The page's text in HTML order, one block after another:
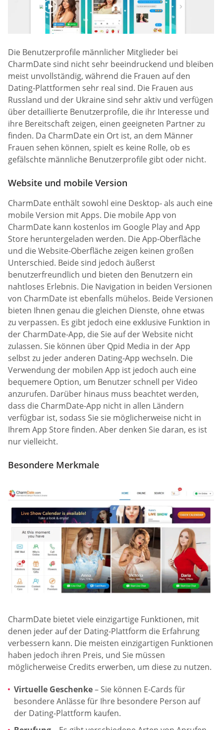
Die Benutzerprofile männlicher Mitglieder bei
CharmDate sind nicht sehr beeindruckend und bleiben
meist unvollständig, während die Frauen auf den
Dating-Plattformen sehr real sind. Die Frauen aus
Russland und der Ukraine sind sehr aktiv und verfügen
über detaillierte Benutzerprofile, die ihr Interesse und
ihre Bereitschaft zeigen, einen geeigneten Partner zu
finden. Da CharmDate ein Ort ist, an dem Männer
Frauen sehen können, spielt es keine Rolle, ob es
gefälschte männliche Benutzerprofile gibt oder nicht.
Website und mobile Version
CharmDate enthält sowohl eine Desktop- als auch eine
mobile Version mit Apps. Die mobile App von
CharmDate kann kostenlos im Google Play and App
Store heruntergeladen werden. Die App-Oberfläche
und die Website-Oberfläche zeigen keinen großen
Unterschied. Beide sind jedoch äußerst
benutzerfreundlich und bieten den Benutzern ein
nahtloses Erlebnis. Die Navigation in beiden Versionen
von CharmDate ist ebenfalls mühelos. Beide Versionen
bieten Ihnen genau die gleichen Dienste, ohne etwas
zu verpassen. Es gibt jedoch eine exklusive Funktion in
der CharmDate-App, die Sie auf der Website nicht
zulassen. Sie können über Qpid Media in der App
selbst zu jeder anderen Dating-App wechseln. Die
Verwendung der mobilen App ist jedoch auch eine
bequemere Option, um Benutzer schnell per Video
anzurufen. Darüber hinaus muss beachtet werden,
dass die CharmDate-App nicht in allen Ländern
verfügbar ist, sodass Sie sie möglicherweise nicht in
Ihrem App Store finden. Aber denken Sie daran, es ist
nur vielleicht.
Besondere Merkmale
CharmDate bietet viele einzigartige Funktionen, mit
denen jeder auf der Dating-Plattform die Erfahrung
verbessern kann. Die meisten einzigartigen Funktionen
haben jedoch ihren Preis, und Sie müssen
möglicherweise Credits erwerben, um diese zu nutzen.
Virtuelle Geschenke– Sie können E-Cards für
besondere Anlässe für Ihre besondere Person auf
der Dating-Plattform kaufen.